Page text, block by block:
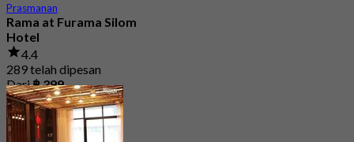
Prasmanan
Rama at Furama Silom
Hotel
4.4
289 telah dipesan
Dari฿ 399